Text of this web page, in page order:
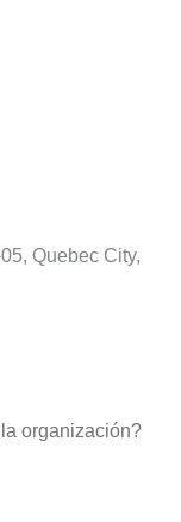
Quebec City,
organización?